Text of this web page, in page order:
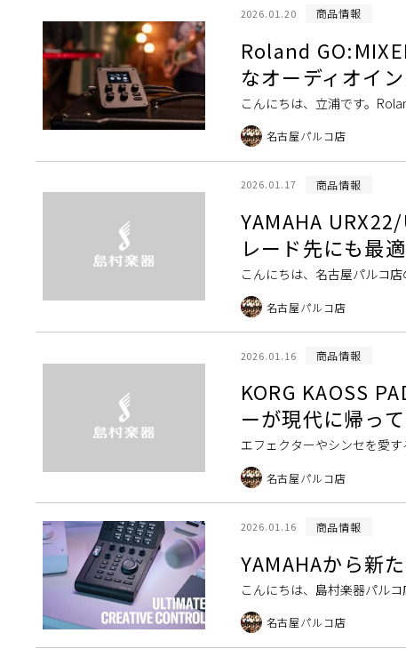
2026.01.20 商品情報
Roland
なオーディオイ
こんにちは、立浦です。
ー／インターフェイス
名古屋パルコ店
2026.01.17 商品情報
YAMAHA
レード先にも最
こんにちは、名古屋パルコ
た！ URX22/URX44/URX44V
名古屋パルコ店
2026.01.16 商品情報
KORG KAOSS
ーが現代に帰って
エフェクターやシンセを愛
KAOSS PAD（カオスパッド
名古屋パルコ店
2026.01.16 商品情報
YAMAHAから新
こんにちは、島村楽器パル
名古屋パルコ店